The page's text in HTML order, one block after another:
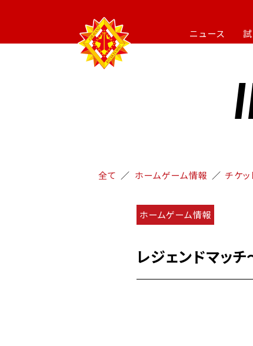
ニュース
全て ホームゲーム情報 チケッ
ホームゲーム情報
レジェンドマッ